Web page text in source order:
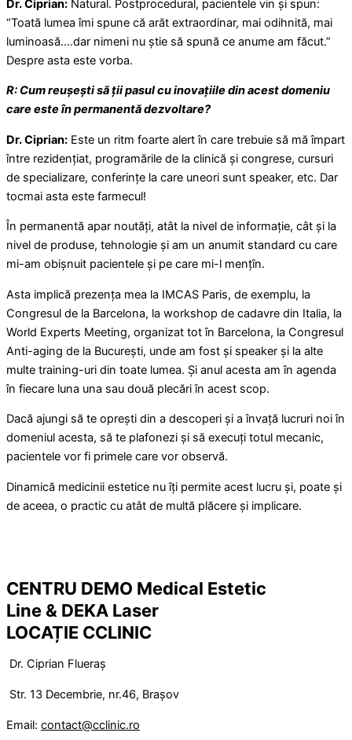
Dr. Ciprian: Natural. Postprocedural, pacientele vin și spun:
“Toată lumea îmi spune că arăt extraordinar, mai odihnită, mai
luminoasă….dar nimeni nu știe să spună ce anume am făcut.”
Despre asta este vorba.
R: Cum reușești să ții pasul cu inovațiile din acest domeniu
care este în permanentă dezvoltare?
Dr. Ciprian: Este un ritm foarte alert în care trebuie să mă împart
între rezidențiat, programările de la clinică și congrese, cursuri
de specializare, conferințe la care uneori sunt speaker, etc. Dar
tocmai asta este farmecul!
În permanentă apar noutăți, atât la nivel de informație, cât și la
nivel de produse, tehnologie și am un anumit standard cu care
mi-am obișnuit pacientele și pe care mi-l mențîn.
Asta implică prezența mea la IMCAS Paris, de exemplu, la
Congresul de la Barcelona, la workshop de cadavre din Italia, la
World Experts Meeting, organizat tot în Barcelona, la Congresul
Anti-aging de la București, unde am fost și speaker și la alte
multe training-uri din toate lumea. Și anul acesta am în agenda
în fiecare luna una sau două plecări în acest scop.
Dacă ajungi să te oprești din a descoperi și a învață lucruri noi în
domeniul acesta, să te plafonezi și să execuți totul mecanic,
pacientele vor fi primele care vor observă.
Dinamică medicinii estetice nu îți permite acest lucru și, poate și
de aceea, o practic cu atât de multă plăcere și implicare.
CENTRU DEMO Medical Estetic
Line & DEKA Laser
LOCAȚIE CCLINIC
Dr. Ciprian Flueraș
Str. 13 Decembrie, nr.46, Brașov
Email: contact@cclinic.ro